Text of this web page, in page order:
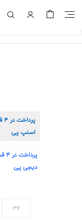
پرداخت در ۴ قسط
اسنپ پی
پرداخت در ۴ قسط
دیجی پی
36